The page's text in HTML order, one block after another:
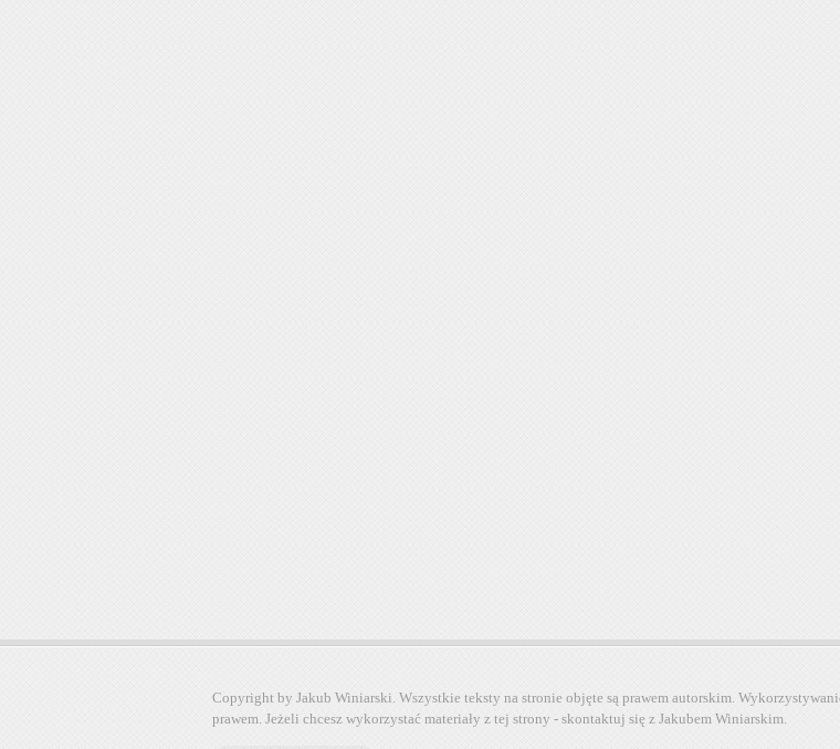
Copyright by Jakub Winiarski. Wszystkie teksty na stronie objęte są prawem autorskim.
prawem. Jeżeli chcesz wykorzystać materiały z tej strony - skontaktuj się z Jakubem Winiarskim.